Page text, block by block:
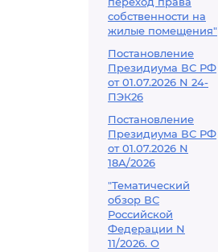
собственности на
жилые помещения"
Постановление
Президиума ВС РФ
от 01.07.2026 N 24-
ПЭК26
Постановление
Президиума ВС РФ
от 01.07.2026 N
18А/2026
"Тематический
обзор ВС
Российской
Федерации N
11/2026. О